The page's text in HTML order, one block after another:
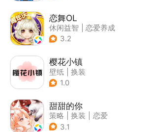
恋舞OL
休闲益智
恋爱养成
| 仙侠
3.2
樱花小镇
壁纸
换装
1.0
甜甜的你
策略 换装
恋爱
| 乙女
3.1